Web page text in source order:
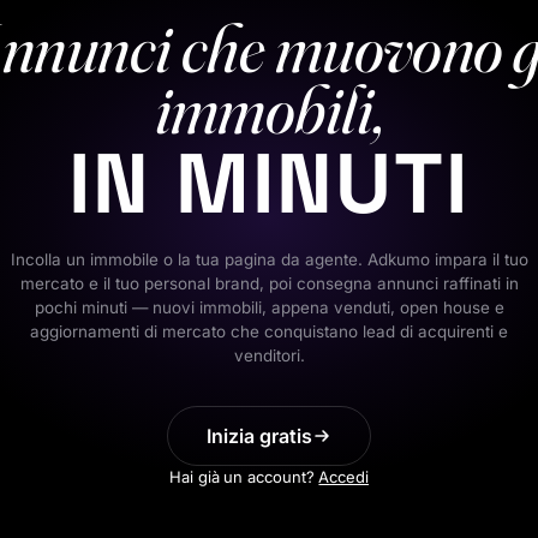
che muovono
immobili,
IN MINUTI
Incolla un immobile o la tua pagina da agente. Adkumo impara il tuo
mercato e il tuo personal brand, poi consegna annunci raffinati in
pochi minuti — nuovi immobili, appena venduti, open house e
aggiornamenti di mercato che conquistano lead di acquirenti e
venditori.
Inizia gratis
Hai già un account? Accedi